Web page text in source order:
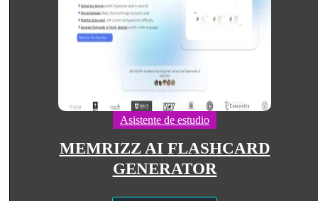
Asistente de estudio
MEMRIZZ AI FLASHCARD
GENERATOR